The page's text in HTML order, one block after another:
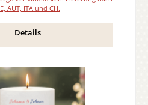
AUT, ITA und CH.
Details